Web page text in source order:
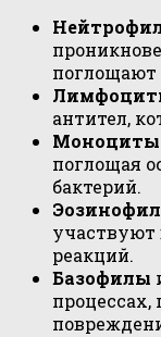
поглощают
антител,
Моноциты
поглощая
бактерий.
участвуют
реакций.
Базофилы
процессах,